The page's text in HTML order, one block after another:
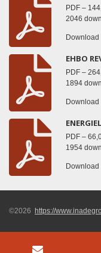
PDF –
2046
Download
EHBO
PDF –
1894
Download
PDF –
1954
Download
©2026 https://